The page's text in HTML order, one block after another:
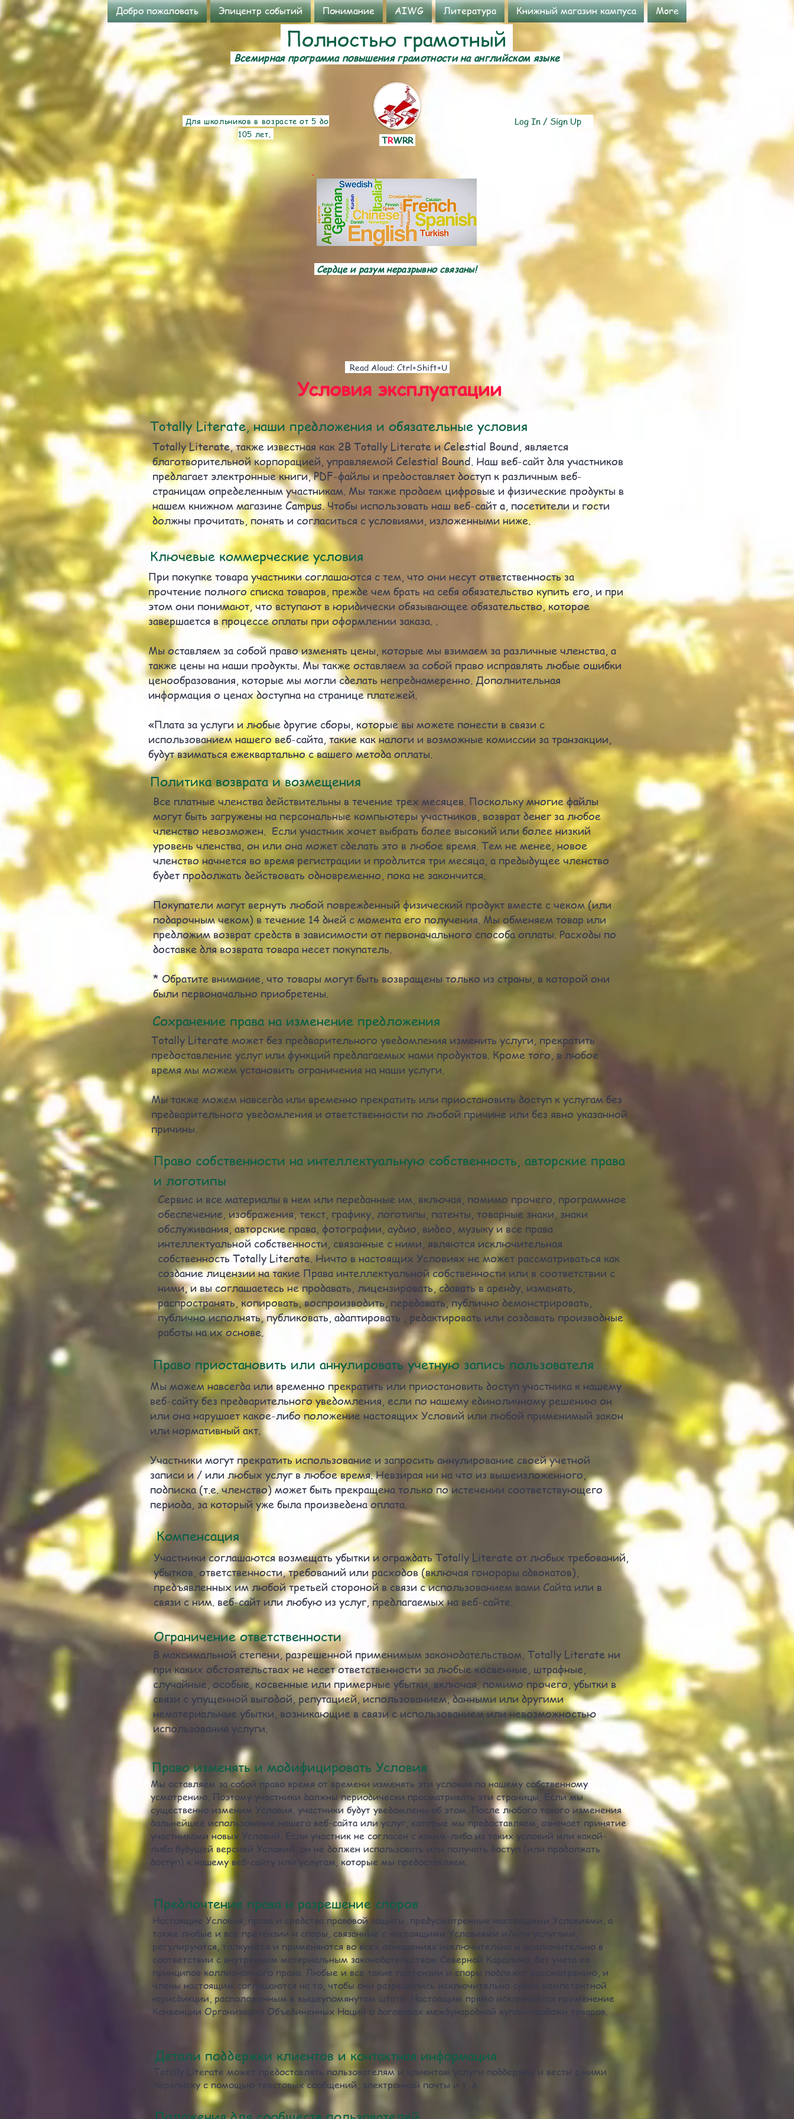
Добро пожаловать Эпицентр событий Понимание AIWG Литература Книжный магазин кампуса More
Всемирная программа повышения грамотности на английском языке
Полностью грамотный
Для школьников в возрасте от 5 до
105 лет.
TRWRR
Log In / Sign Up
Сердце и разум неразрывно связаны!
Read Aloud: Ctrl+Shift+U
Условия эксплуатации
Totally Literate, наши предложения и обязательные условия
Totally Literate, также известная как 2B Totally Literate и Celestial Bound, является
благотворительной корпорацией, управляемой Celestial Bound. Наш веб-сайт для участников
предлагает электронные книги, PDF-файлы и предоставляет доступ к различным веб-
страницам определенным участникам. Мы также продаем цифровые и физические продукты в
нашем книжном магазине Campus. Чтобы использовать наш веб-сайт a, посетители и гости
должны прочитать, понять и согласиться с условиями, изложенными ниже.
Ключевые коммерческие условия
При покупке товара участники соглашаются с тем, что они несут ответственность за
прочтение полного списка товаров, прежде чем брать на себя обязательство купить его, и при
этом они понимают, что вступают в юридически обязывающее обязательство, которое
завершается в процессе оплаты при оформлении заказа. .
Мы оставляем за собой право изменять цены, которые мы взимаем за различные членства, а
также цены на наши продукты. Мы также оставляем за собой право исправлять любые ошибки
ценообразования, которые мы могли сделать непреднамеренно. Дополнительная
информация о ценах доступна на странице платежей.
«Плата за услуги и любые другие сборы, которые вы можете понести в связи с
использованием нашего веб-сайта, такие как налоги и возможные комиссии за транзакции,
будут взиматься ежеквартально с вашего метода оплаты.
Политика возврата и возмещения
Все платные членства действительны в течение трех месяцев. Поскольку многие файлы
могут быть загружены на персональные компьютеры участников, возврат денег за любое
членство невозможен. Если участник хочет выбрать более высокий или более низкий
уровень членства, он или она может сделать это в любое время. Тем не менее, новое
членство начнется во время регистрации и продлится три месяца, а предыдущее членство
будет продолжать действовать одновременно, пока не закончится.
Покупатели могут вернуть любой поврежденный физический продукт вместе с чеком (или
подарочным чеком) в течение 14 дней с момента его получения. Мы обменяем товар или
предложим возврат средств в зависимости от первоначального способа оплаты. Расходы по
доставке для возврата товара несет покупатель.
* Обратите внимание, что товары могут быть возвращены только из страны, в которой они
были первоначально приобретены.
Сохранение права на изменение предложения
Totally Literate может без предварительного уведомления изменить услуги, прекратить
предоставление услуг или функций предлагаемых нами продуктов. Кроме того, в любое
время мы можем установить ограничения на наши услуги.
Мы также можем навсегда или временно прекратить или приостановить доступ к услугам без
предварительного уведомления и ответственности по любой причине или без явно указанной
причины.
Право собственности на интеллектуальную собственность, авторские права
и логотипы
Сервис и все материалы в нем или переданные им, включая, помимо прочего, программное
обеспечение, изображения, текст, графику, логотипы, патенты, товарные знаки, знаки
обслуживания, авторские права, фотографии, аудио, видео, музыку и все права
интеллектуальной собственности, связанные с ними, являются исключительная
собственность Totally Literate. Ничто в настоящих Условиях не может рассматриваться как
создание лицензии на такие Права интеллектуальной собственности или в соответствии с
ними, и вы соглашаетесь не продавать, лицензировать, сдавать в аренду, изменять,
распространять, копировать, воспроизводить, передавать, публично демонстрировать,
публично исполнять, публиковать, адаптировать , редактировать или создавать производные
работы на их основе.
Право приостановить или аннулировать учетную запись пользователя
Мы можем навсегда или временно прекратить или приостановить доступ участника к нашему
веб-сайту без предварительного уведомления, если по нашему единоличному решению он
или она нарушает какое-либо положение настоящих Условий или любой применимый закон
или нормативный акт.
Участники могут прекратить использование и запросить аннулирование своей учетной
записи и / или любых услуг в любое время. Невзирая ни на что из вышеизложенного,
подписка (т.е. членство) может быть прекращена только по истечении соответствующего
периода, за который уже была произведена оплата.
Компенсация
Участники соглашаются возмещать убытки и ограждать Totally Literate от любых требований,
убытков, ответственности, требований или расходов (включая гонорары адвокатов),
предъявленных им любой третьей стороной в связи с использованием вами Сайта или в
связи с ним. веб-сайт или любую из услуг, предлагаемых на веб-сайте.
Ограничение ответственности
В максимальной степени, разрешенной применимым законодательством, Totally Literate ни
при каких обстоятельствах не несет ответственности за любые косвенные, штрафные,
случайные, особые, косвенные или примерные убытки, включая, помимо прочего, убытки в
связи с упущенной выгодой, репутацией, использованием, данными или другими
нематериальные убытки, возникающие в связи с использованием или невозможностью
использования услуги.
Право изменять и модифицировать Условия
Мы оставляем за собой право время от времени изменять эти условия по нашему собственному
усмотрению. Поэтому участники должны периодически просматривать эти страницы. Если мы
существенно изменим Условия, участники будут уведомлены об этом. После любого такого изменения
дальнейшее использование нашего веб-сайта или услуг, которые мы предоставляем, означает принятие
участниками новых Условий. Если участник не согласен с каким-либо из таких условий или какой-
либо будущей версией Условий, он не должен использовать или получать доступ (или продолжать
доступ) к нашему веб-сайту или услугам, которые мы предоставляем.
Предпочтение права и разрешение споров
Настоящие Условия, права и средства правовой защиты, предусмотренные настоящими Условиями, а
также любые и все претензии и споры, связанные с настоящими Условиями и/или услугами,
регулируются, толкуются и применяются во всех отношениях исключительно и исключительно в
соответствии с внутренним материальным законодательством Северной Каролина, без учета ее
принципов коллизионного права. Любые и все такие претензии и споры подлежат рассмотрению, и
члены настоящим соглашаются на то, чтобы они разрешались исключительно судом компетентной
юрисдикции, расположенным в вышеупомянутом штате. Настоящим прямо исключается применение
Конвенции Организации Объединенных Наций о договорах международной купли-продажи товаров.
Детали поддержки клиентов и контактная информация
Totally Literate может предоставлять пользователям и клиентам услуги поддержки и вести с ними
переписку с помощью текстовых сообщений, электронной почты и т. д.